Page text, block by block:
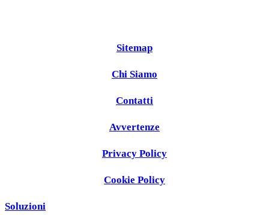
Sitemap
Chi Siamo
Contatti
Avvertenze
Privacy Policy
Cookie Policy
Soluzioni